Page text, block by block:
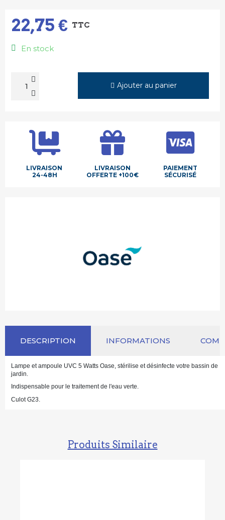
22,75 € TTC
En stock
Ajouter au panier
LIVRAISON
24-48H
LIVRAISON
OFFERTE +100€
PAIEMENT
SÉCURISÉ
DESCRIPTION INFORMATIONS
Lampe et ampoule UVC 5 Watts Oase, stérilise et désinfecte votre bassin de
jardin.
Indispensable pour le traitement de l'eau verte.
Culot G23.
Produits Similaire